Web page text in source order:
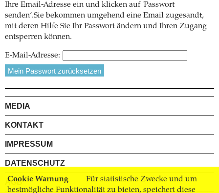
Cookie Warnung
Für statistische Zwecke und um
bestmögliche Funktionalität zu bieten, speichert diese
Ihre Email-Adresse ein und klicken auf 'Passwort
senden‘.Sie bekommen umgehend eine Email zugesandt,
mit deren Hilfe Sie Ihr Passwort ändern und Ihren Zugang
entsperren können.
E-Mail-Adresse:
MEDIA
KONTAKT
IMPRESSUM
DATENSCHUTZ
AGB